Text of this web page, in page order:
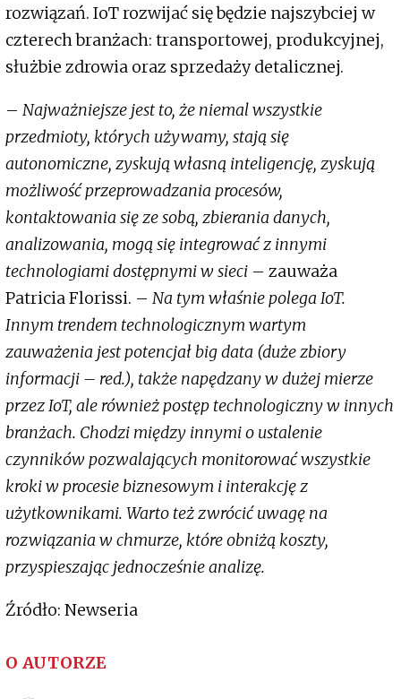
rozwiązań. IoT rozwijać się będzie najszybciej w
czterech branżach: transportowej, produkcyjnej,
służbie zdrowia oraz sprzedaży detalicznej.
– Najważniejsze jest to, że niemal wszystkie
przedmioty, których używamy, stają się
autonomiczne, zyskują własną inteligencję, zyskują
możliwość przeprowadzania procesów,
kontaktowania się ze sobą, zbierania danych,
analizowania, mogą się integrować z innymi
technologiami dostępnymi w sieci – zauważa
Patricia Florissi. – Na tym właśnie polega IoT.
Innym trendem technologicznym wartym
zauważenia jest potencjał big data (duże zbiory
informacji – red.), także napędzany w dużej mierze
przez IoT, ale również postęp technologiczny w innych
branżach. Chodzi między innymi o ustalenie
czynników pozwalających monitorować wszystkie
kroki w procesie biznesowym i interakcję z
użytkownikami. Warto też zwrócić uwagę na
rozwiązania w chmurze, które obniżą koszty,
przyspieszając jednocześnie analizę.
Źródło: Newseria
O AUTORZE